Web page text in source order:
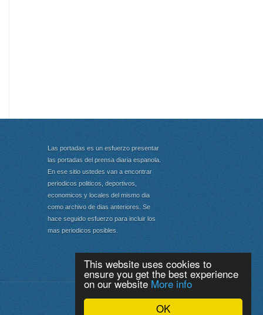
OK
This website uses cookies to
ensure you get the best experience
on our website More info
Las portadas es un esfuerzo presentar
las portadas del prensa diaria espanola.
En ese sitio ustedes van a encontrar
periodicos politicos, deportivos,
economicos y locales del mismo dia
como archivo de dias anteriores. Se
hace seguido esfuerzo para incluir los
mas periodicos posibles.